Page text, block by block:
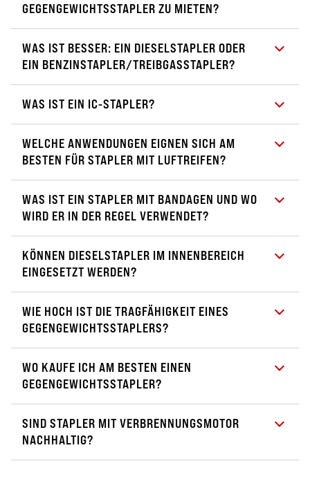
GEGENGEWICHTSSTAPLER ZU MIETEN?
WAS IST BESSER: EIN DIESELSTAPLER ODER
EIN BENZINSTAPLER/TREIBGASSTAPLER?
WAS IST EIN IC-STAPLER?
WELCHE ANWENDUNGEN EIGNEN SICH AM
BESTEN FÜR STAPLER MIT LUFTREIFEN?
WAS IST EIN STAPLER MIT BANDAGEN UND WO
WIRD ER IN DER REGEL VERWENDET?
KÖNNEN DIESELSTAPLER IM INNENBEREICH
EINGESETZT WERDEN?
WIE HOCH IST DIE TRAGFÄHIGKEIT EINES
GEGENGEWICHTSSTAPLERS?
WO KAUFE ICH AM BESTEN EINEN
GEGENGEWICHTSSTAPLER?
SIND STAPLER MIT VERBRENNUNGSMOTOR
NACHHALTIG?